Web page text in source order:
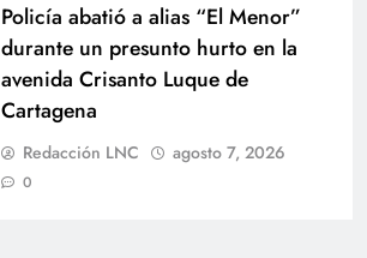
Policía abatió a alias “El Menor”
durante un presunto hurto en la
avenida Crisanto Luque de
Cartagena
Redacción LNC agosto 7, 2026
0